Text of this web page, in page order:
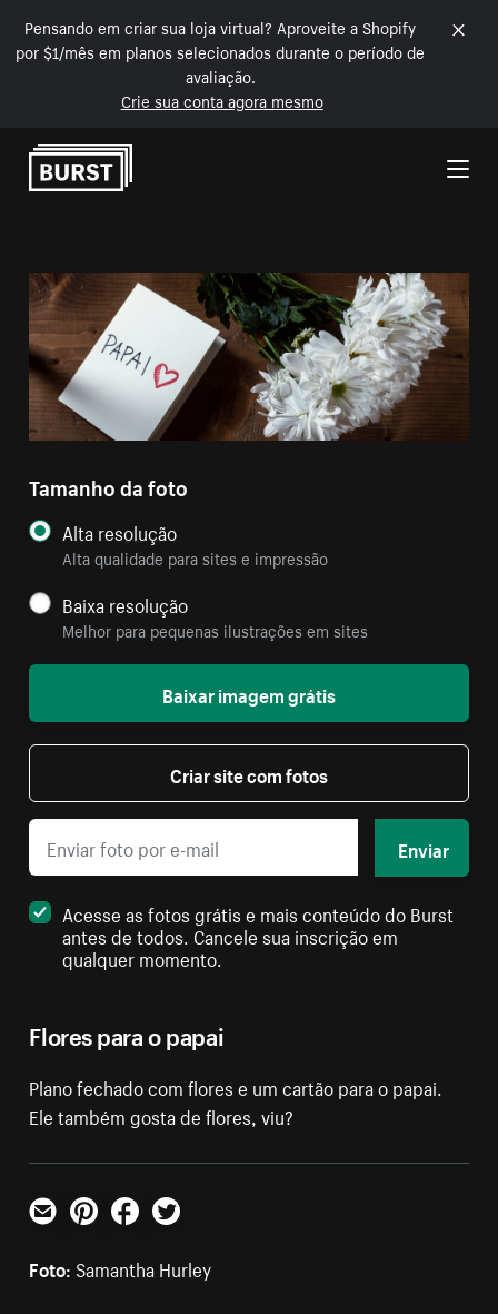
Pensando em criar sua loja virtual? Aproveite a Shopify
por $1/mês em planos selecionados durante o período de
avaliação.
Crie sua conta agora mesmo
Pular para o conteúdo
Flores para o papai
Plano fechado com flores e um cartão para o papai.
Ele também gosta de flores, viu?
Tamanho da foto
Alta resolução
Alta qualidade para sites e impressão
Baixa resolução
Melhor para pequenas ilustrações em sites
Baixar imagem grátis
Criar site com fotos
Enviar
Acesse as fotos grátis e mais conteúdo do Burst
antes de todos. Cancele sua inscrição em
qualquer momento.
E-mailPinterestFacebookTwitter
Foto: Samantha Hurley